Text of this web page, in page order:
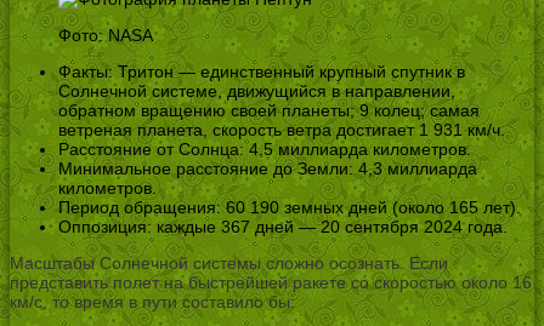
Фото: NASA
Факты: Тритон — единственный крупный спутник в
Солнечной системе, движущийся в направлении,
обратном вращению своей планеты; 9 колец; самая
ветреная планета, скорость ветра достигает 1 931 км/ч.
Расстояние от Солнца: 4,5 миллиарда километров.
Минимальное расстояние до Земли: 4,3 миллиарда
километров.
Период обращения: 60 190 земных дней (около 165 лет).
Оппозиция: каждые 367 дней — 20 сентября 2024 года.
Масштабы Солнечной системы сложно осознать. Если
представить полет на быстрейшей ракете со скоростью около 16
км/с, то время в пути составило бы: